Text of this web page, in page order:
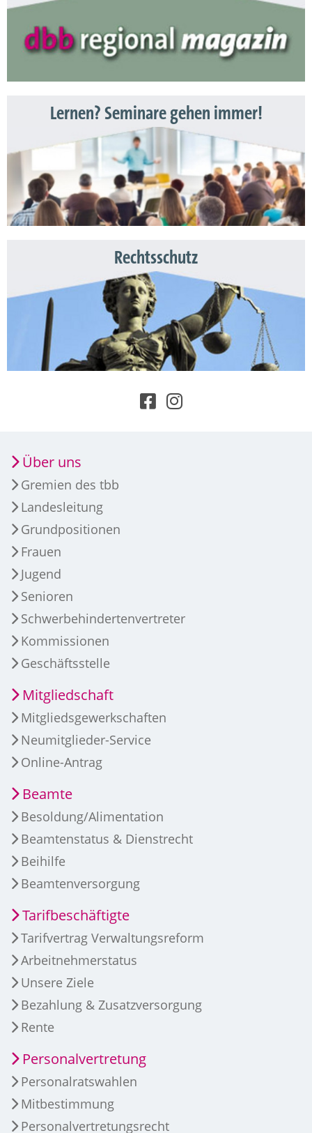
Lernen? Seminare gehen immer!
Rechtsschutz
Über uns
Gremien des tbb
Landesleitung
Grundpositionen
Frauen
Jugend
Senioren
Schwerbehindertenvertreter
Kommissionen
Geschäftsstelle
Mitgliedschaft
Mitgliedsgewerkschaften
Neumitglieder-Service
Online-Antrag
Beamte
Besoldung/Alimentation
Beamtenstatus & Dienstrecht
Beihilfe
Beamtenversorgung
Tarifbeschäftigte
Tarifvertrag Verwaltungsreform
Arbeitnehmerstatus
Unsere Ziele
Bezahlung & Zusatzversorgung
Rente
Personalvertretung
Personalratswahlen
Mitbestimmung
Personalvertretungsrecht